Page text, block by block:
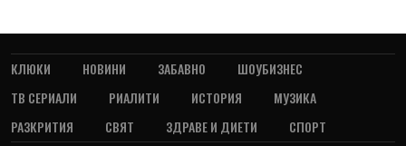
КЛЮКИ НОВИНИ ЗАБАВНО
ШОУБИЗНЕС
ТВ СЕРИАЛИ
РИАЛИТИ ИСТОРИЯ
МУЗИКА
РАЗКРИТИЯ
СВЯТ ЗДРАВЕ И ДИЕТИ СПОРТ